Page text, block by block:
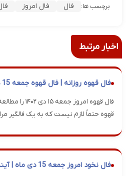
برچسب ها: فال فال امروز
اخبار مرتبط
فال قهوه روزانه | فال قهوه جمعه 15 دی 1402
فال قهوه
قهوه حتماً لازم نیست که به یک فالگیر
فال نخود امروز جمعه 15 دی ماه | آینده شما در دستان شماست!